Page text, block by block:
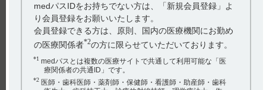
戻る
関連するQ&A
【サイレース・錠】 飲み忘れた場合の対応について教え
medパスIDをお持ちでない方は、「新規会員登録」よ
り会員登録をお願いいたします。
会員登録できる方は、原則、国内の医療機関にお勤め
の医療関係者*2の方に限らせていただいております。
*1 medパスとは複数の医療サイトで共通して利用可能な「医
療関係者の共通ID」です。
*2 医師・歯科医師・薬剤師・保健師・看護師・助産師・歯科